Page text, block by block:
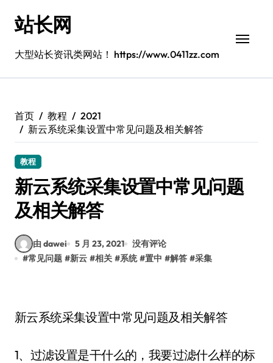
站长网
大型站长资讯类网站！ https://www.0411zz.com
首页 教程
2021
新云系统采集设置中常见问题及相关解答
教程
新云系统采集设置中常见问题
及相关解答
由 dawei 5 月 23, 2021
没有评论
#常见问题 #新云 #相关 #系统 #置中 #解答 #采集
新云系统采集设置中常见问题及相关解答
1、过滤设置是干什么的，我要过滤什么样的标